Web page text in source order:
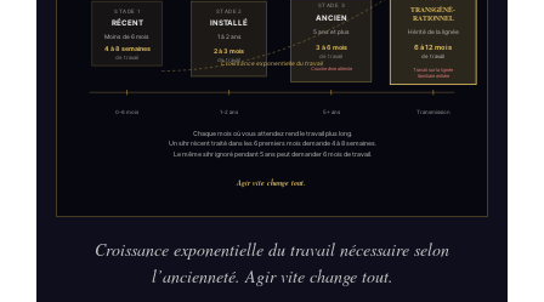
Croissance exponentielle du travail nécessaire selon
l’ancienneté. Agir vite change tout.